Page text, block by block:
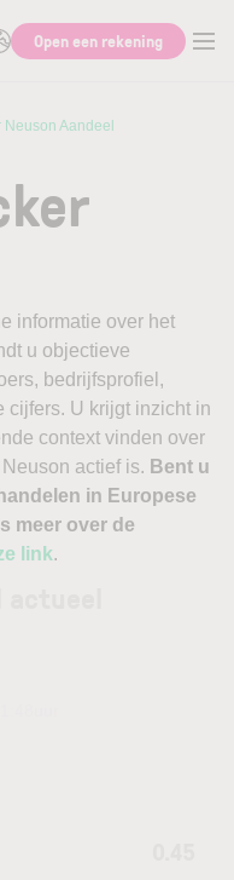
informatie
Open een rekening
Neuson Aandeel
informatie over het
u objectieve
bedrijfsprofiel,
cijfers. U krijgt inzicht in
context vinden over
actief is. Bent u
in Europese
meer over de
link.